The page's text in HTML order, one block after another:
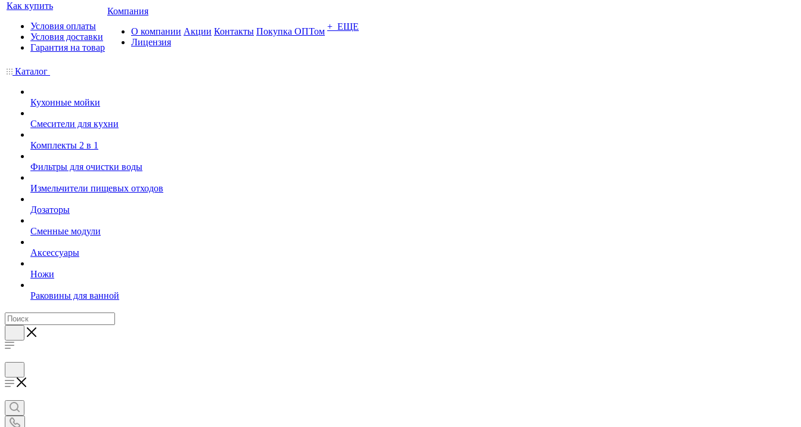
Как купить
Условия оплаты
Условия доставки
Гарантия на товар
Компания
О компании
Лицензия
Акции Контакты Покупка ОПТом + ЕЩЕ
Каталог
Кухонные мойки
Смесители для кухни
Комплекты 2 в 1
Фильтры для очистки воды
Измельчители пищевых отходов
Дозаторы
Cменные модули
Аксессуары
Ножи
Раковины для ванной